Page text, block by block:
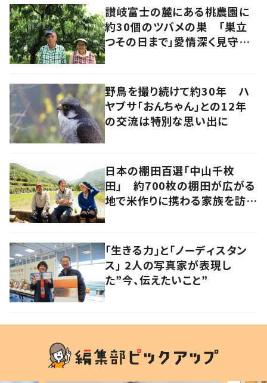
讃岐富士の麓にある桃農園に
約30個のツバメの巣 「巣立
つその日まで」愛情深く見守る
野鳥を撮り続けて約30年 ハ
ヤブサ「おんちゃん」との12年
の交流は特別な思い出に
日本の棚田百選「中山千枚
田」 約700枚の棚田が広がる
地で米作りに携わる家族を訪ね
「生きる力」と「ノーディスタン
ス」 2人の写真家が表現し
た”今、伝えたいこと”